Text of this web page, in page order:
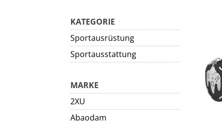
KATEGORIE
Sportausrüstung
Sportausstattung
MARKE
2XU
Abaodam